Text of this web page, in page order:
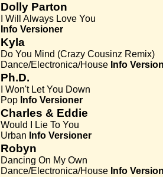
Dolly Parton
I Will Always Love You
Info Versioner
Kyla
Do You Mind (Crazy Cousinz Remix)
Dance/Electronica/House Info
Ph.D.
I Won't Let You Down
Pop Info Versioner
Charles & Eddie
Would I Lie To You
Urban Info Versioner
Robyn
Dancing On My Own
Dance/Electronica/House Info